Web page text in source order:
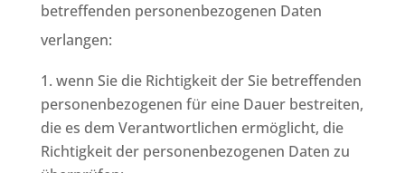
betreffenden personenbezogenen Daten
verlangen:
wenn Sie die Richtigkeit der Sie betreffenden
personenbezogenen für eine Dauer bestreiten,
die es dem Verantwortlichen ermöglicht, die
Richtigkeit der personenbezogenen Daten zu